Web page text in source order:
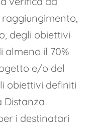
degli obiettivi
almeno il 70%
e/o del
obiettivi definiti
Distanza
i destinatari